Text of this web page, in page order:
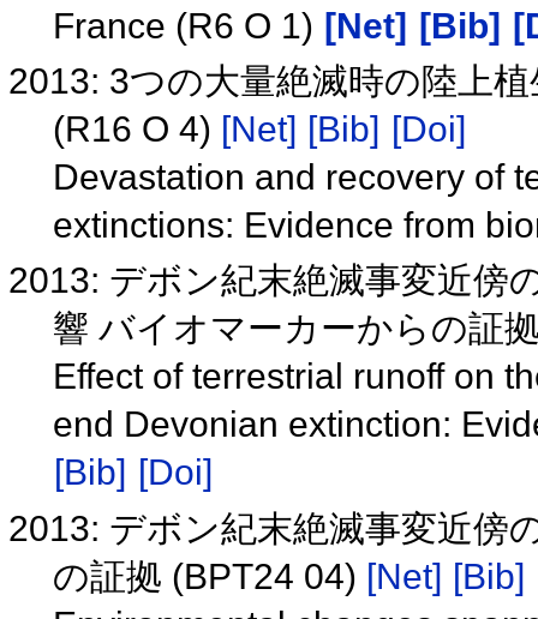
France (R6 O 1) [Net] [Bib]
2013: 3つの大量絶滅時の陸上
(R16 O 4) [Net] [Bib] [Doi]
Devastation and recovery of
extinctions: Evidence from
2013: デボン紀末絶滅事変近傍
響 バイオマーカーからの証
Effect of terrestrial runoff on
end Devonian extinction:
[Bib] [Doi]
2013: デボン紀末絶滅事変近傍
の証拠 (BPT24 04) [Net] [Bib]